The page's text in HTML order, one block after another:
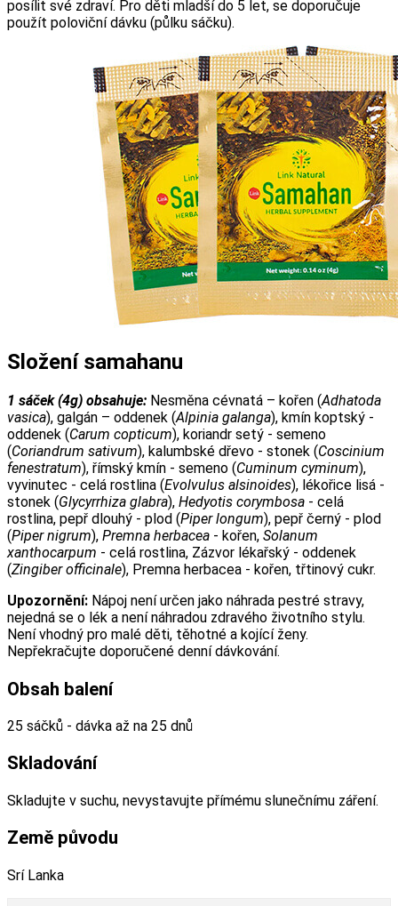
posílit své zdraví. Pro děti mladší do 5 let, se doporučuje
použít poloviční dávku (půlku sáčku).
Složení samahanu
1 sáček (4g) obsahuje: Nesměna cévnatá – kořen (Adhatoda
vasica), galgán – oddenek (Alpinia galanga), kmín koptský -
oddenek (Carum copticum), koriandr setý - semeno
(Coriandrum sativum), kalumbské dřevo - stonek (Coscinium
fenestratum), římský kmín - semeno (Cuminum cyminum),
vyvinutec - celá rostlina (Evolvulus alsinoides), lékořice lisá -
stonek (Glycyrrhiza glabra), Hedyotis corymbosa - celá
rostlina, pepř dlouhý - plod (Piper longum), pepř černý - plod
(Piper nigrum), Premna herbacea - kořen, Solanum
xanthocarpum - celá rostlina, Zázvor lékařský - oddenek
(Zingiber officinale), Premna herbacea - kořen, třtinový cukr.
Upozornění: Nápoj není určen jako náhrada pestré stravy,
nejedná se o lék a není náhradou zdravého životního stylu.
Není vhodný pro malé děti, těhotné a kojící ženy.
Nepřekračujte doporučené denní dávkování.
Obsah balení
25 sáčků - dávka až na 25 dnů
Skladování
Skladujte v suchu, nevystavujte přímému slunečnímu záření.
Země původu
Srí Lanka